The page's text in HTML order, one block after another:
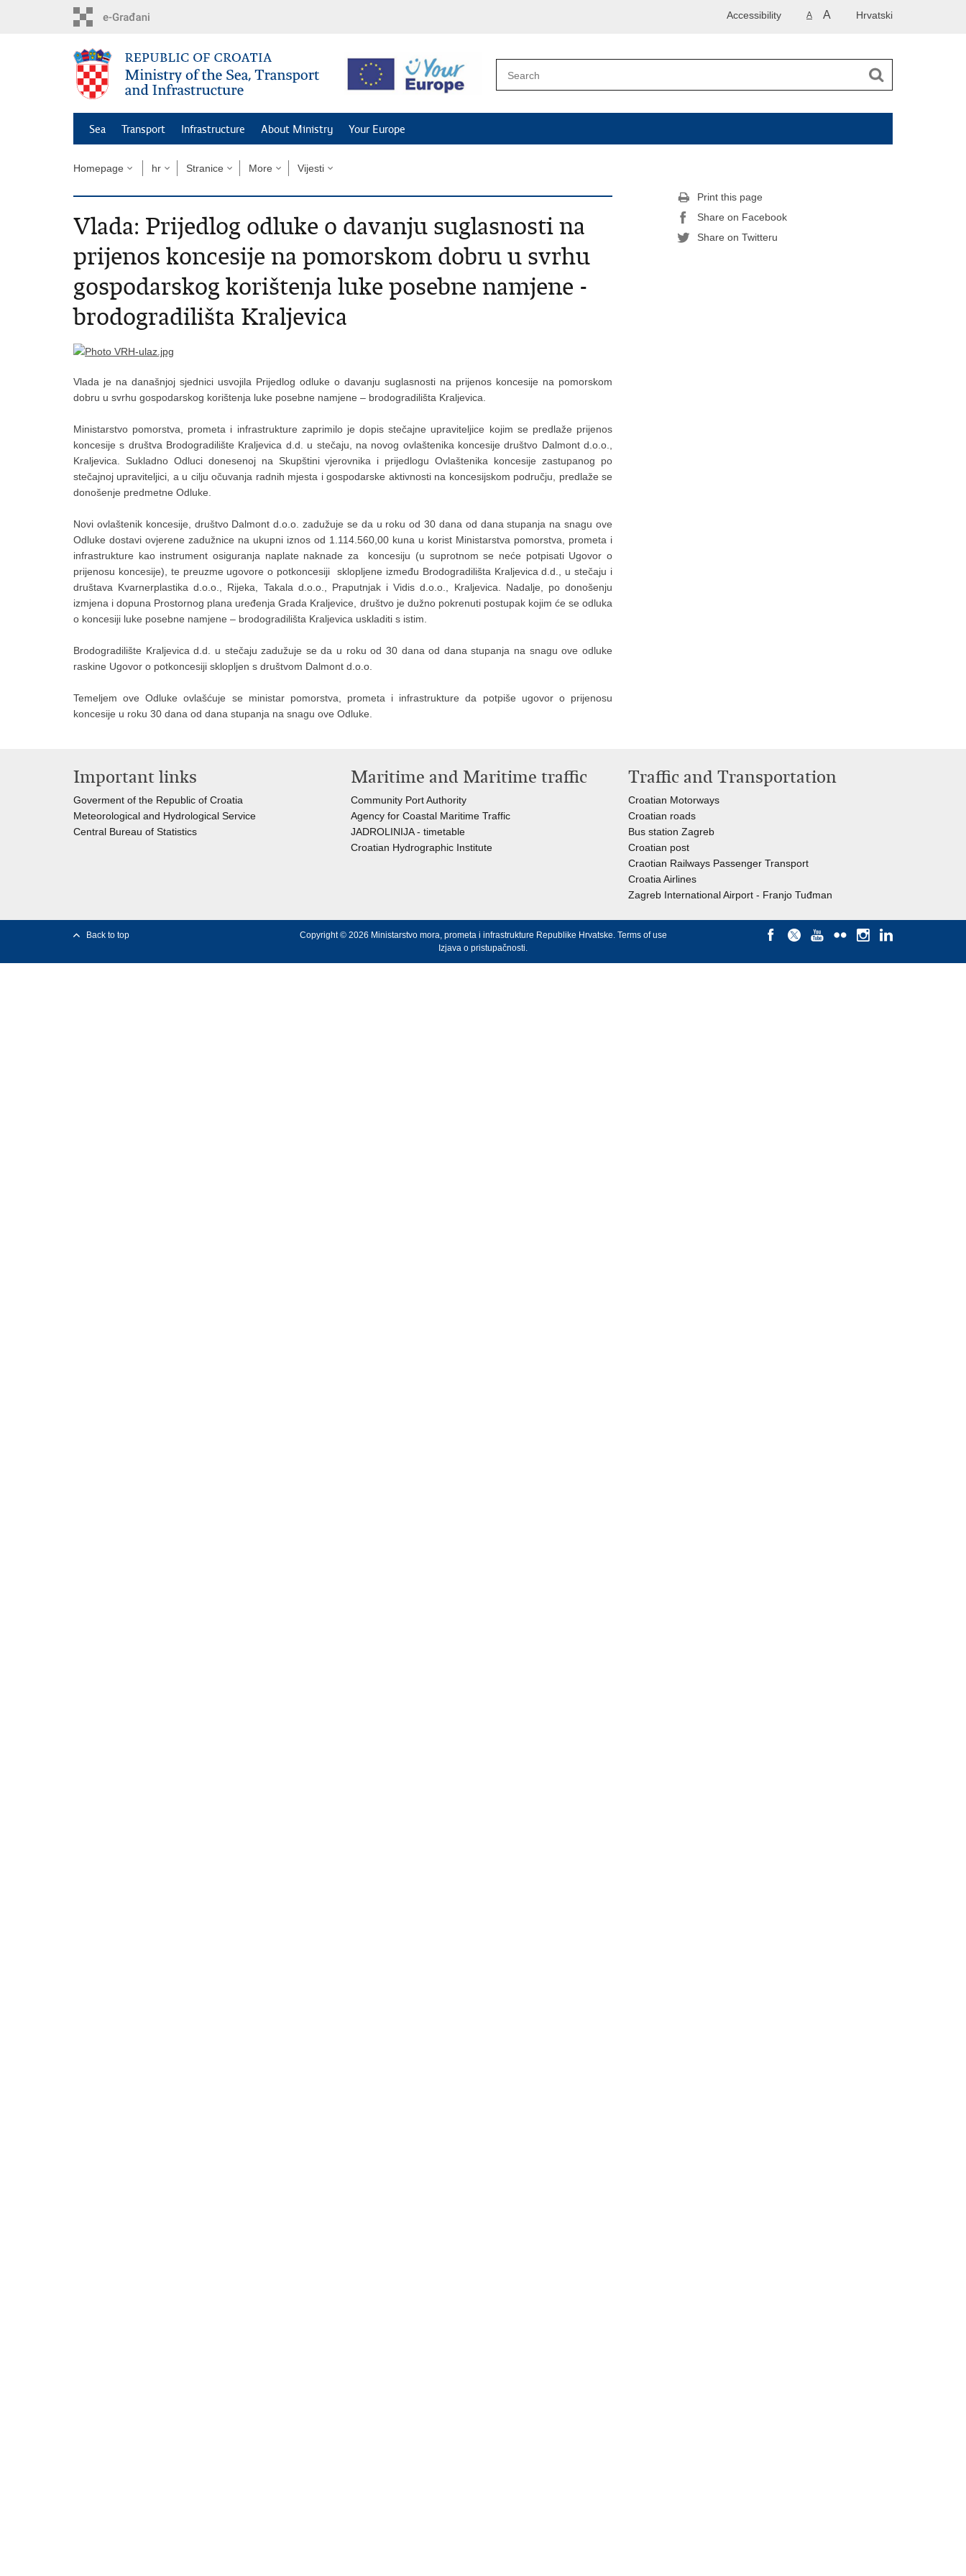
Hrvatski
A A
Accessibility
Sea Transport Infrastructure About Ministry Your Europe
Homepage hr Stranice More Vijesti
Vlada: Prijedlog odluke o davanju suglasnosti na
prijenos koncesije na pomorskom dobru u svrhu
gospodarskog korištenja luke posebne namjene -
brodogradilišta Kraljevica
Vlada je na današnjoj sjednici usvojila Prijedlog odluke o davanju suglasnosti na prijenos koncesije na pomorskom
dobru u svrhu gospodarskog korištenja luke posebne namjene – brodogradilišta Kraljevica.
Ministarstvo pomorstva, prometa i infrastrukture zaprimilo je dopis stečajne upraviteljice kojim se predlaže prijenos
koncesije s društva Brodogradilište Kraljevica d.d. u stečaju, na novog ovlaštenika koncesije društvo Dalmont d.o.o.,
Kraljevica. Sukladno Odluci donesenoj na Skupštini vjerovnika i prijedlogu Ovlaštenika koncesije zastupanog po
stečajnoj upraviteljici, a u cilju očuvanja radnih mjesta i gospodarske aktivnosti na koncesijskom području, predlaže se
donošenje predmetne Odluke.
Novi ovlaštenik koncesije, društvo Dalmont d.o.o. zadužuje se da u roku od 30 dana od dana stupanja na snagu ove
Odluke dostavi ovjerene zadužnice na ukupni iznos od 1.114.560,00 kuna u korist Ministarstva pomorstva, prometa i
infrastrukture kao instrument osiguranja naplate naknade za koncesiju (u suprotnom se neće potpisati Ugovor o
prijenosu koncesije), te preuzme ugovore o potkoncesiji sklopljene između Brodogradilišta Kraljevica d.d., u stečaju i
društava Kvarnerplastika d.o.o., Rijeka, Takala d.o.o., Praputnjak i Vidis d.o.o., Kraljevica. Nadalje, po donošenju
izmjena i dopuna Prostornog plana uređenja Grada Kraljevice, društvo je dužno pokrenuti postupak kojim će se odluka
o koncesiji luke posebne namjene – brodogradilišta Kraljevica uskladiti s istim.
Brodogradilište Kraljevica d.d. u stečaju zadužuje se da u roku od 30 dana od dana stupanja na snagu ove odluke
raskine Ugovor o potkoncesiji sklopljen s društvom Dalmont d.o.o.
Temeljem ove Odluke ovlašćuje se ministar pomorstva, prometa i infrastrukture da potpiše ugovor o prijenosu
koncesije u roku 30 dana od dana stupanja na snagu ove Odluke.
Print this page
Share on Facebook
Share on Twitteru
Important links
Goverment of the Republic of Croatia
Meteorological and Hydrological Service
Central Bureau of Statistics
Maritime and Maritime traffic
Community Port Authority
Agency for Coastal Maritime Traffic
JADROLINIJA - timetable
Croatian Hydrographic Institute
Traffic and Transportation
Croatian Motorways
Croatian roads
Bus station Zagreb
Croatian post
Craotian Railways Passenger Transport
Croatia Airlines
Zagreb International Airport - Franjo Tuđman
Back to top Copyright © 2026 Ministarstvo mora, prometa i infrastrukture Republike Hrvatske. Terms of use
Izjava o pristupačnosti.